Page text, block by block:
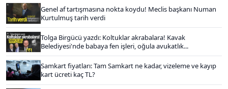
Genel af tartışmasına nokta koydu! Meclis başkanı Numan
Kurtulmuş tarih verdi
Tolga Birgücü yazdı: Koltuklar akrabalara! Kavak
Belediyesi'nde babaya fen işleri, oğula avukatlık...
Samkart fiyatları: Tam Samkart ne kadar, vizeleme ve kayıp
kart ücreti kaç TL?